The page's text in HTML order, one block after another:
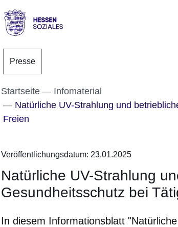
Direkt zum Kopf der Seite
Direkt zum Inhalt
Direkt zum Fuß der Seite
Sozial
Presse
Startseite
Infomaterial
Natürliche UV-Strahlung und
Freien
Veröffentlichungsdatum: 23.01.2025
Natürliche UV-Strahlung
Gesundheitsschutz bei
In diesem Informationsblatt